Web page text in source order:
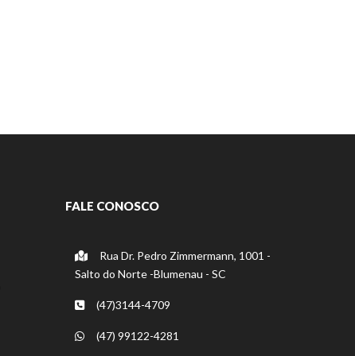
FALE CONOSCO
Rua Dr. Pedro Zimmermann, 1001 -
Salto do Norte -Blumenau - SC
(47)3144-4709
(47) 99122-4281